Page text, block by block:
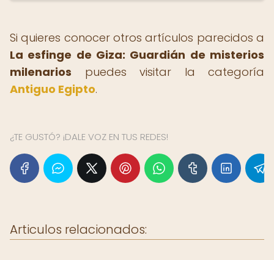
Si quieres conocer otros artículos parecidos a
La esfinge de Giza: Guardián de misterios
milenarios puedes visitar la categoría
Antiguo Egipto.
¿TE GUSTÓ? ¡DALE VOZ EN TUS REDES!
Articulos relacionados: